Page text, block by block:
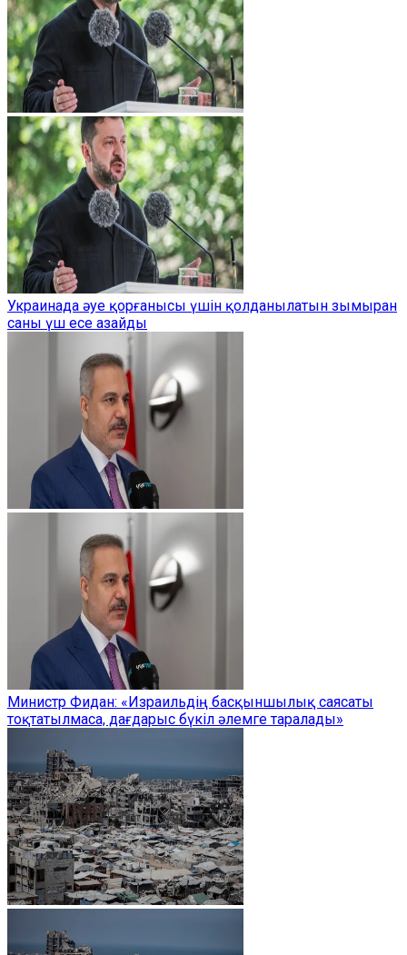
Украинада әуе қорғанысы үшін қолданылатын зымыран
саны үш есе азайды
Министр Фидан: «Израильдің басқыншылық саясаты
тоқтатылмаса, дағдарыс бүкіл әлемге таралады»